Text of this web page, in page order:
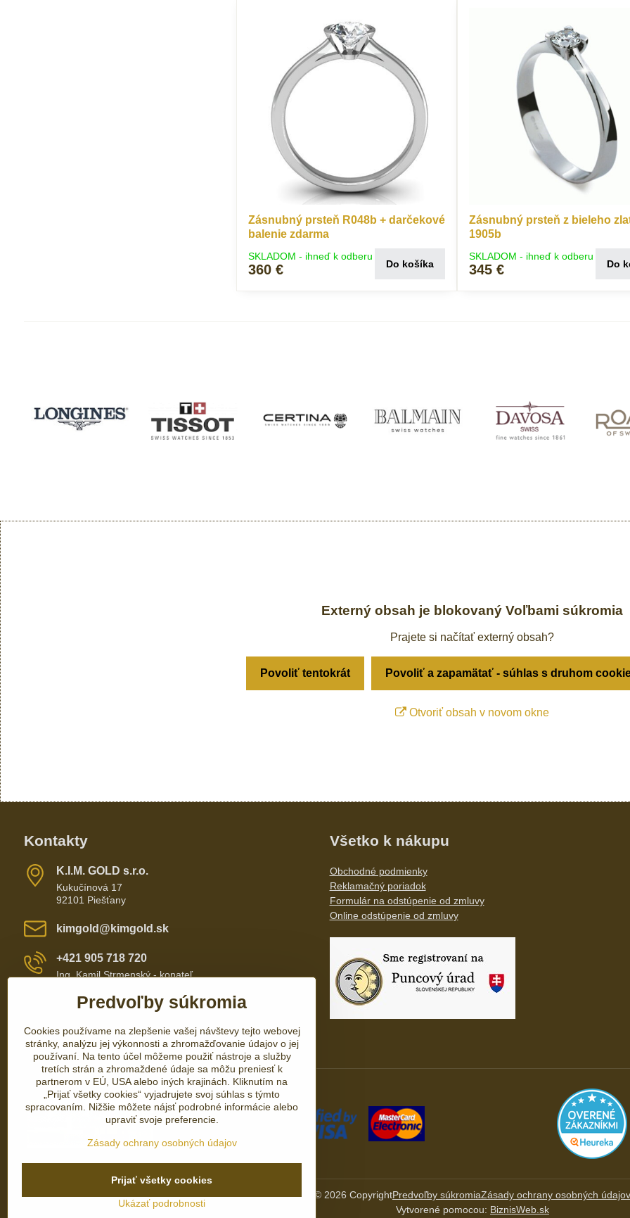
Zásnubný prsteň R048b + darčekové
balenie zdarma
SKLADOM - ihneď k odberu
360 € Do košíka
Zásnubný prsteň z bieleho
1905b
SKLADOM - ihneď k odberu
345 € Do
Externý obsah je blokovaný Voľbami súkromia
Prajete si načítať externý obsah?
Povoliť tentokrát Povoliť a zapamätať - súhlas s druhom
Otvoriť obsah v novom okne
Kontakty
K​​.I​​.M​​. GOLD s​​.r​​.o​​.
Kukučínová 17
92101 Piešťany
kimgold​@kimgold​.sk
+421 905 718 720
Ing. Kamil Strmenský - konateľ
+421 905 657 700
+421 337 735 110
Všetko k nákupu
Obchodné podmienky
Reklamačný poriadok
Formulár na odstúpenie od zmluvy
Online odstúpenie od zmluvy
© 2026 CopyrightPredvoľby súkromiaZásady ochrany osobných údajov
Vytvorené pomocou: BiznisWeb.sk
Predvoľby súkromia
Cookies používame na zlepšenie vašej návštevy tejto webovej
stránky, analýzu jej výkonnosti a zhromažďovanie údajov o jej
používaní. Na tento účel môžeme použiť nástroje a služby
tretích strán a zhromaždené údaje sa môžu preniesť k
partnerom v EÚ, USA alebo iných krajinách. Kliknutím na
„Prijať všetky cookies“ vyjadrujete svoj súhlas s týmto
spracovaním. Nižšie môžete nájsť podrobné informácie alebo
upraviť svoje preferencie.
Zásady ochrany osobných údajov
Ukázať podrobnosti
Prijať všetky cookies